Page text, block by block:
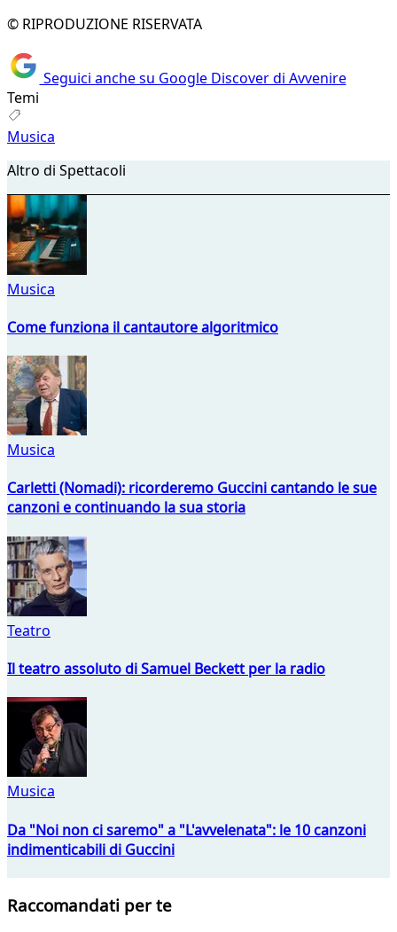
© RIPRODUZIONE RISERVATA
Seguici anche su Google Discover di Avvenire
Temi
Musica
Altro di Spettacoli
Musica
Come funziona il cantautore algoritmico
Musica
Carletti (Nomadi): ricorderemo Guccini cantando le sue
canzoni e continuando la sua storia
Teatro
Il teatro assoluto di Samuel Beckett per la radio
Musica
Da "Noi non ci saremo" a "L'avvelenata": le 10 canzoni
indimenticabili di Guccini
Raccomandati per te